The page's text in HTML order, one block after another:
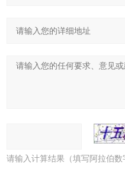
请输入计算结果（填写阿拉伯